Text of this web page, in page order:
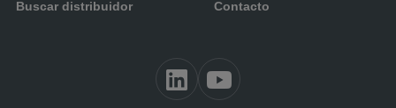
Buscar distribuidor Contacto